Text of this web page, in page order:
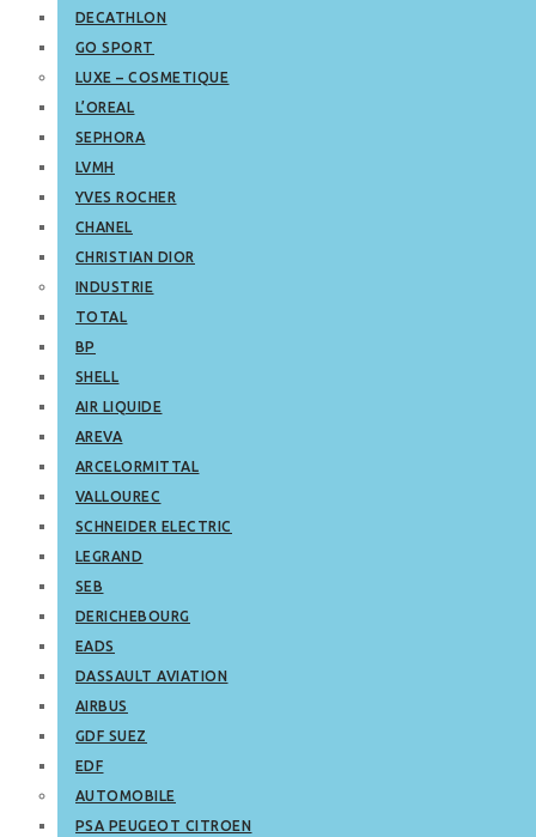
DECATHLON
GO SPORT
LUXE – COSMETIQUE
L’OREAL
SEPHORA
LVMH
YVES ROCHER
CHANEL
CHRISTIAN DIOR
INDUSTRIE
TOTAL
BP
SHELL
AIR LIQUIDE
AREVA
ARCELORMITTAL
VALLOUREC
SCHNEIDER ELECTRIC
LEGRAND
SEB
DERICHEBOURG
EADS
DASSAULT AVIATION
AIRBUS
GDF SUEZ
EDF
AUTOMOBILE
PSA PEUGEOT CITROEN